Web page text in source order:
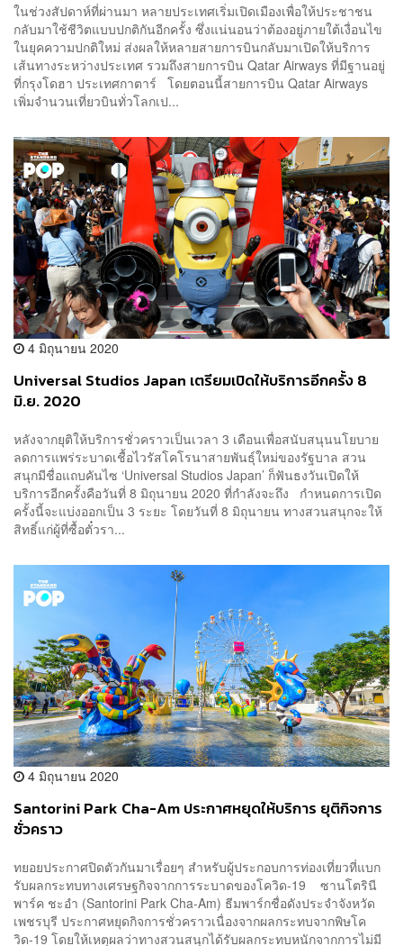
ในช่วงสัปดาห์ที่ผ่านมา หลายประเทศเริ่มเปิดเมืองเพื่อให้ประชาชน
กลับมาใช้ชีวิตแบบปกติกันอีกครั้ง ซึ่งแน่นอนว่าต้องอยู่ภายใต้เงื่อนไข
ในยุคความปกติใหม่ ส่งผลให้หลายสายการบินกลับมาเปิดให้บริการ
เส้นทางระหว่างประเทศ รวมถึงสายการบิน Qatar Airways ที่มีฐานอยู่
ที่กรุงโดฮา ประเทศกาตาร์ โดยตอนนี้สายการบิน Qatar Airways
เพิ่มจำนวนเที่ยวบินทั่วโลกเป...
4 มิถุนายน 2020
Universal Studios Japan เตรียมเปิดให้บริการอีกครั้ง 8
มิ.ย. 2020
หลังจากยุติให้บริการชั่วคราวเป็นเวลา 3 เดือนเพื่อสนับสนุนนโยบาย
ลดการแพร่ระบาดเชื้อไวรัสโคโรนาสายพันธุ์ใหม่ของรัฐบาล สวน
สนุกมีชื่อแถบคันไซ ‘Universal Studios Japan’ ก็ฟันธงวันเปิดให้
บริการอีกครั้งคือวันที่ 8 มิถุนายน 2020 ที่กำลังจะถึง กำหนดการเปิด
ครั้งนี้จะแบ่งออกเป็น 3 ระยะ โดยวันที่ 8 มิถุนายน ทางสวนสนุกจะให้
สิทธิ์แก่ผู้ที่ซื้อตั๋วรา...
4 มิถุนายน 2020
Santorini Park Cha-Am ประกาศหยุดให้บริการ ยุติกิจการ
ชั่วคราว
ทยอยประกาศปิดตัวกันมาเรื่อยๆ สำหรับผู้ประกอบการท่องเที่ยวที่แบก
รับผลกระทบทางเศรษฐกิจจากการระบาดของโควิด-19 ซานโตรินี
พาร์ค ชะอำ (Santorini Park Cha-Am) ธีมพาร์กชื่อดังประจำจังหวัด
เพชรบุรี ประกาศหยุดกิจการชั่วคราวเนื่องจากผลกระทบจากพิษโค
วิด-19 โดยให้เหตุผลว่าทางสวนสนุกได้รับผลกระทบหนักจากการไม่มี